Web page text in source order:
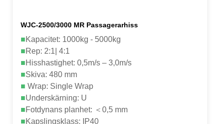
WJC-2500/3000 MR Passagerarhiss
■Kapacitet: 1000kg - 5000kg
■Rep: 2:1| 4:1
■Hisshastighet: 0,5m/s – 3,0m/s
■Skiva: 480 mm
■ Wrap: Single Wrap
■Underskärning: U
■Fotdynans planhet: ＜0,5 mm
■Kapslingsklass: IP40